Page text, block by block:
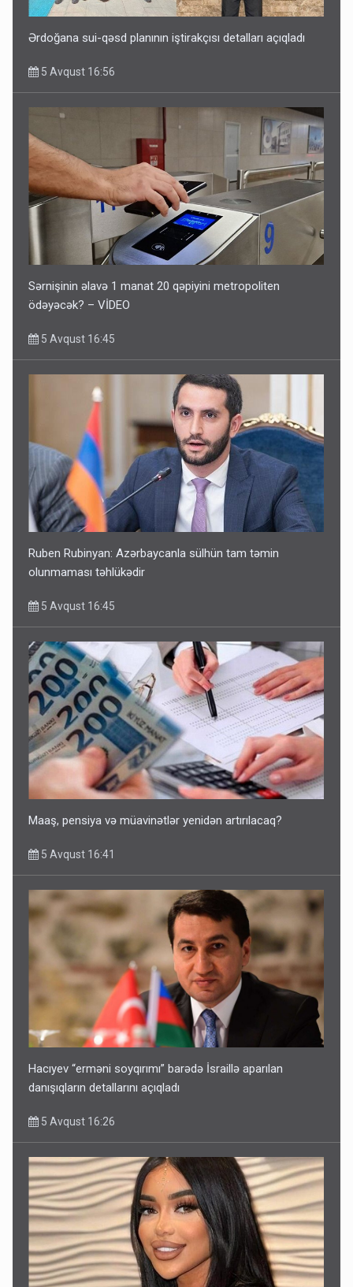
Ərdoğana sui-qəsd planının iştirakçısı detalları açıqladı
5 Avqust 16:56
Sərnişinin əlavə 1 manat 20 qəpiyini metropoliten
ödəyəcək? – VİDEO
5 Avqust 16:45
Ruben Rubinyan: Azərbaycanla sülhün tam təmin
olunmaması təhlükədir
5 Avqust 16:45
Maaş, pensiya və müavinətlər yenidən artırılacaq?
5 Avqust 16:41
Hacıyev “erməni soyqırımı” barədə İsraillə aparılan
danışıqların detallarını açıqladı
5 Avqust 16:26